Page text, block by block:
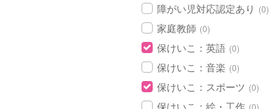
障がい児対応認定あり (0)
家庭教師 (0)
保けいこ：英語 (0)
保けいこ：音楽 (0)
保けいこ：スポーツ (0)
保けいこ：絵・工作 (0)